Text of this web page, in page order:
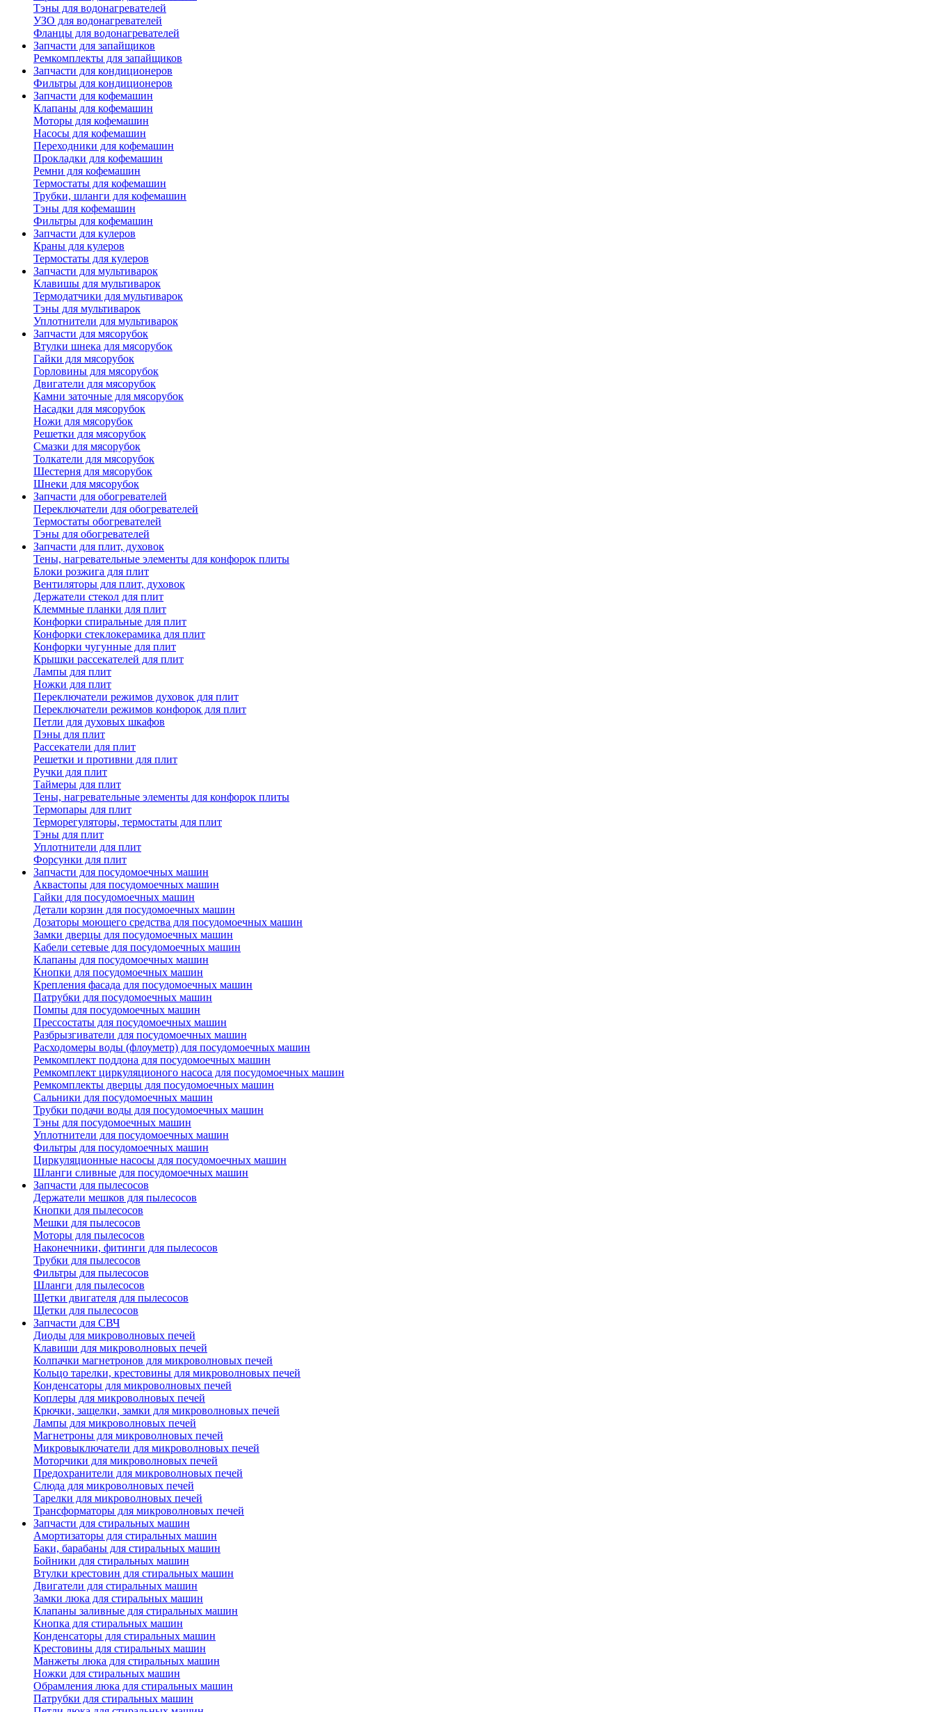
Тэны для водонагревателей
УЗО для водонагревателей
Фланцы для водонагревателей
Запчасти для запайщиков
Ремкомплекты для запайщиков
Запчасти для кондиционеров
Фильтры для кондиционеров
Запчасти для кофемашин
Клапаны для кофемашин
Моторы для кофемашин
Насосы для кофемашин
Переходники для кофемашин
Прокладки для кофемашин
Ремни для кофемашин
Термостаты для кофемашин
Трубки, шланги для кофемашин
Тэны для кофемашин
Фильтры для кофемашин
Запчасти для кулеров
Краны для кулеров
Термостаты для кулеров
Запчасти для мультиварок
Клавишы для мультиварок
Термодатчики для мультиварок
Тэны для мультиварок
Уплотнители для мультиварок
Запчасти для мясорубок
Втулки шнека для мясорубок
Гайки для мясорубок
Горловины для мясорубок
Двигатели для мясорубок
Камни заточные для мясорубок
Насадки для мясорубок
Ножи для мясорубок
Решетки для мясорубок
Смазки для мясорубок
Толкатели для мясорубок
Шестерня для мясорубок
Шнеки для мясорубок
Запчасти для обогревателей
Переключатели для обогревателей
Термостаты обогревателей
Тэны для обогревателей
Запчасти для плит, духовок
Тены, нагревательные элементы для конфорок плиты
Блоки розжига для плит
Вентиляторы для плит, духовок
Держатели стекол для плит
Клеммные планки для плит
Конфорки спиральные для плит
Конфорки стеклокерамика для плит
Конфорки чугунные для плит
Крышки рассекателей для плит
Лампы для плит
Ножки для плит
Переключатели режимов духовок для плит
Переключатели режимов конфорок для плит
Петли для духовых шкафов
Пэны для плит
Рассекатели для плит
Решетки и противни для плит
Ручки для плит
Таймеры для плит
Тены, нагревательные элементы для конфорок плиты
Термопары для плит
Терморегуляторы, термостаты для плит
Тэны для плит
Уплотнители для плит
Форсунки для плит
Запчасти для посудомоечных машин
Аквастопы для посудомоечных машин
Гайки для посудомоечных машин
Детали корзин для посудомоечных машин
Дозаторы моющего средства для посудомоечных машин
Замки дверцы для посудомоечных машин
Кабели сетевые для посудомоечных машин
Клапаны для посудомоечных машин
Кнопки для посудомоечных машин
Крепления фасада для посудомоечных машин
Патрубки для посудомоечных машин
Помпы для посудомоечных машин
Прессостаты для посудомоечных машин
Разбрызгиватели для посудомоечных машин
Расходомеры воды (флоуметр) для посудомоечных машин
Ремкомплект поддона для посудомоечных машин
Ремкомплект циркуляционого насоса для посудомоечных машин
Ремкомплекты дверцы для посудомоечных машин
Сальники для посудомоечных машин
Трубки подачи воды для посудомоечных машин
Тэны для посудомоечных машин
Уплотнители для посудомоечных машин
Фильтры для посудомоечных машин
Циркуляционные насосы для посудомоечных машин
Шланги сливные для посудомоечных машин
Запчасти для пылесосов
Держатели мешков для пылесосов
Кнопки для пылесосов
Мешки для пылесосов
Моторы для пылесосов
Наконечники, фитинги для пылесосов
Трубки для пылесосов
Фильтры для пылесосов
Шланги для пылесосов
Щетки двигателя для пылесосов
Щетки для пылесосов
Запчасти для СВЧ
Диоды для микроволновых печей
Клавиши для микроволновых печей
Колпачки магнетронов для микроволновых печей
Кольцо тарелки, крестовины для микроволновых печей
Конденсаторы для микроволновых печей
Коплеры для микроволновых печей
Крючки, защелки, замки для микроволновых печей
Лампы для микроволновых печей
Магнетроны для микроволновых печей
Микровыключатели для микроволновых печей
Моторчики для микроволновых печей
Предохранители для микроволновых печей
Слюда для микроволновых печей
Тарелки для микроволновых печей
Трансформаторы для микроволновых печей
Запчасти для стиральных машин
Амортизаторы для стиральных машин
Баки, барабаны для стиральных машин
Бойники для стиральных машин
Втулки крестовин для стиральных машин
Двигатели для стиральных машин
Замки люка для стиральных машин
Клапаны заливные для стиральных машин
Кнопка для стиральных машин
Конденсаторы для стиральных машин
Крестовины для стиральных машин
Манжеты люка для стиральных машин
Ножки для стиральных машин
Обрамления люка для стиральных машин
Патрубки для стиральных машин